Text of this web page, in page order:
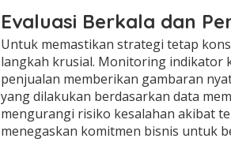
Evaluasi Berkala dan
Untuk memastikan strategi tetap
langkah krusial. Monitoring indikator
penjualan memberikan gambaran
yang dilakukan berdasarkan data
mengurangi risiko kesalahan akibat
menegaskan komitmen bisnis untuk